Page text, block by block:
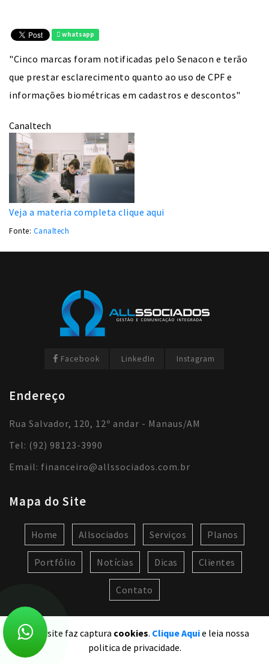
Nosso site faz captura cookies. Clique Aquie leia nossa
politica de privacidade.
whatsapp
"Cinco marcas foram notificadas pelo Senacon e terão
que prestar esclarecimento quanto ao uso de CPF e
informações biométricas em cadastros e descontos"
Canaltech
Veja a materia completa clique aqui
Fonte: Canaltech
Facebook LinkedIn Instagram
Endereço
Rua Salvador, 120, 12º andar - Manaus/AM
Tel: (92) 98123-3990
Email: financeiro@allssociados.com.br
Mapa do Site
Home Allsociados Serviços Planos
Portfólio Notícias Dicas Clientes
Contato
2020 Allssociados